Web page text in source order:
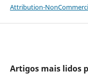
Attribution-
Artigos mais lidos